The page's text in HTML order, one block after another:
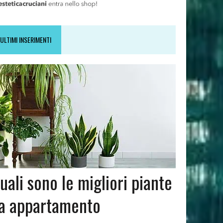
ULTIMI INSERIMENTI
sono le migliori piante
appartamento